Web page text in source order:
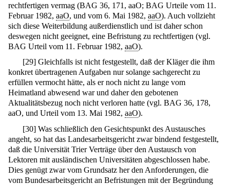
rechtfertigen vermag (BAG 36, 171, aaO; BAG Urteile vom 11.
Februar 1982, aaO, und vom 6. Mai 1982, aaO). Auch vollzieht
sich diese Weiterbildung außerdienstlich und ist daher schon
deswegen nicht geeignet, eine Befristung zu rechtfertigen (vgl.
BAG Urteil vom 11. Februar 1982, aaO).
[29] Gleichfalls ist nicht festgestellt, daß der Kläger die ihm
konkret übertragenen Aufgaben nur solange sachgerecht zu
erfüllen vermocht hätte, als er noch nicht zu lange vom
Heimatland abwesend war und daher den gebotenen
Aktualitätsbezug noch nicht verloren hatte (vgl. BAG 36, 178,
aaO, und Urteil vom 13. Mai 1982, aaO).
[30] Was schließlich den Gesichtspunkt des Austausches
angeht, so hat das Landesarbeitsgericht zwar bindend festgestellt,
daß die Universität Trier Verträge über den Austausch von
Lektoren mit ausländischen Universitäten abgeschlossen habe.
Dies genügt zwar vom Grundsatz her den Anforderungen, die
vom Bundesarbeitsgericht an Befristungen mit der Begründung